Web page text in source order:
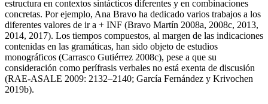
estructura en contextos sintácticos diferentes y en combinaciones
concretas. Por ejemplo, Ana Bravo ha dedicado varios trabajos a los
diferentes valores de ir a + INF (Bravo Martín 2008a, 2008c, 2013,
2014, 2017). Los tiempos compuestos, al margen de las indicaciones
contenidas en las gramáticas, han sido objeto de estudios
monográficos (Carrasco Gutiérrez 2008c), pese a que su
consideración como perífrasis verbales no está exenta de discusión
(RAE-ASALE 2009: 2132–2140; García Fernández y Krivochen
2019b).